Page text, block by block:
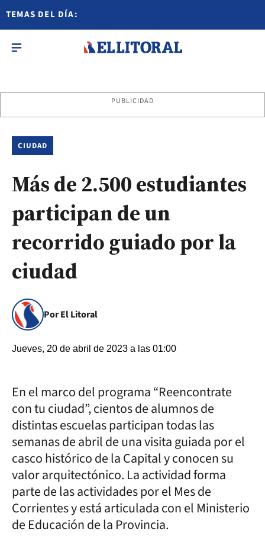
TEMAS DEL DÍA:
PUBLICIDAD
CIUDAD
Más de 2.500 estudiantes
participan de un
recorrido guiado por la
ciudad
Por El Litoral
Jueves, 20 de abril de 2023 a las 01:00
En el marco del programa “Reencontrate
con tu ciudad”, cientos de alumnos de
distintas escuelas participan todas las
semanas de abril de una visita guiada por el
casco histórico de la Capital y conocen su
valor arquitectónico. La actividad forma
parte de las actividades por el Mes de
Corrientes y está articulada con el Ministerio
de Educación de la Provincia.